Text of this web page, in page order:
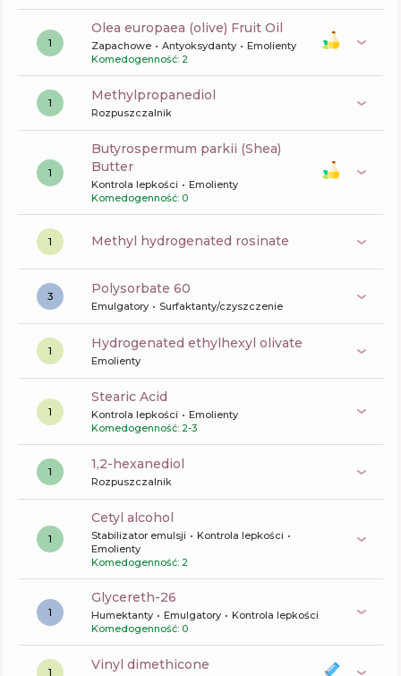
1
olea europaea (olive) Fruit Oil
Zapachowe Antyoksydanty
Emolienty
Komedogenność: 2
1 methylpropanediol
Rozpuszczalnik
1
butyrospermum parkii (Shea)
Butter
Kontrola lepkości
Emolienty
Komedogenność: 0
1 methyl hydrogenated rosinate
3 polysorbate 60
Emulgatory Surfaktanty/czyszczenie
1 hydrogenated ethylhexyl olivate
Emolienty
1
Stearic Acid
Kontrola lepkości
Emolienty
Komedogenność: 2-3
1 1,2-hexanediol
Rozpuszczalnik
1
cetyl alcohol
Stabilizator emulsji
Kontrola lepkości
Emolienty
Komedogenność: 2
1
glycereth-26
Humektanty Emulgatory
Kontrola lepkości
Komedogenność: 0
1 vinyl dimethicone